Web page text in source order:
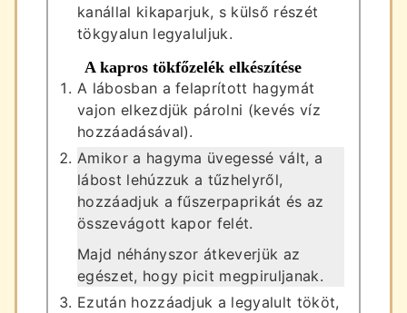
kanállal kikaparjuk, s külső részét
tökgyalun legyaluljuk.
A kapros tökfőzelék elkészítése
A lábosban a felaprított hagymát
vajon elkezdjük párolni (kevés víz
hozzáadásával).
Amikor a hagyma üvegessé vált, a
lábost lehúzzuk a tűzhelyről,
hozzáadjuk a fűszerpaprikát és az
összevágott kapor felét.
Majd néhányszor átkeverjük az
egészet, hogy picit megpiruljanak.
Ezután hozzáadjuk a legyalult tököt,